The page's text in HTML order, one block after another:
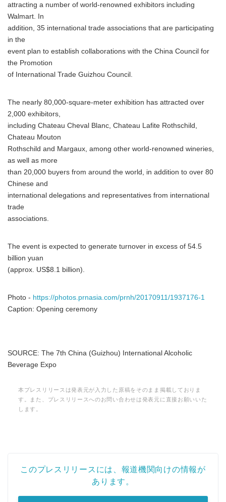
attracting a number of world-renowned exhibitors including
Walmart. In
addition, 35 international trade associations that are participating
in the
event plan to establish collaborations with the China Council for
the Promotion
of International Trade Guizhou Council.
The nearly 80,000-square-meter exhibition has attracted over
2,000 exhibitors,
including Chateau Cheval Blanc, Chateau Lafite Rothschild,
Chateau Mouton
Rothschild and Margaux, among other world-renowned wineries,
as well as more
than 20,000 buyers from around the world, in addition to over 80
Chinese and
international delegations and representatives from international
trade
associations.
The event is expected to generate turnover in excess of 54.5
billion yuan
(approx. US$8.1 billion).
Photo - https://photos.prnasia.com/prnh/20170911/1937176-1
Caption: Opening ceremony
SOURCE: The 7th China (Guizhou) International Alcoholic
Beverage Expo
本プレスリリースは発表元が入力した原稿をそのまま掲載しておりま
す。また、プレスリリースへのお問い合わせは発表元に直接お願いいた
します。
このプレスリリースには、報道機関向けの情報が
あります。